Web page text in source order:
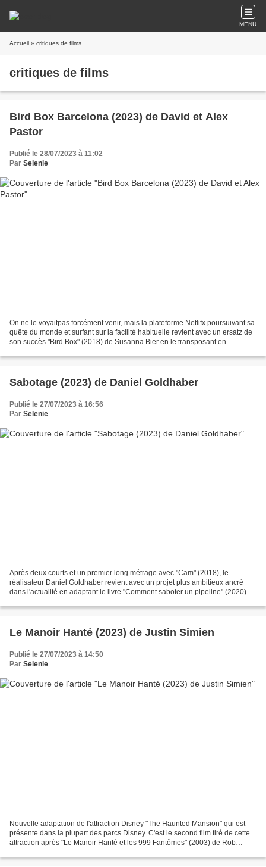
MENU
Accueil » critiques de films
critiques de films
Bird Box Barcelona (2023) de David et Alex
Pastor
Publié le 28/07/2023 à 11:02
Par Selenie
On ne le voyaitpas forcément venir, mais la plateforme Netlifx poursuivant sa
quête du monde et surfant sur la facilité habituelle revient avec un ersatz de
son succès "Bird Box" (2018) de Susanna Bier en le transposant en
Sabotage (2023) de Daniel Goldhaber
Publié le 27/07/2023 à 16:56
Par Selenie
Après deux courts et un premier long métrage avec "Cam" (2018), le
réalisateur Daniel Goldhaber revient avec un projet plus ambitieux ancré
dans l'actualité en adaptant le livre "Comment saboter un pipeline" (2020) de
Le Manoir Hanté (2023) de Justin Simien
Publié le 27/07/2023 à 14:50
Par Selenie
Nouvelle adaptation de l'attraction Disney "The Haunted Mansion" qui est
présente dans la plupart des parcs Disney. C'est le second film tiré de cette
attraction après "Le Manoir Hanté et les 999 Fantômes" (2003) de Rob